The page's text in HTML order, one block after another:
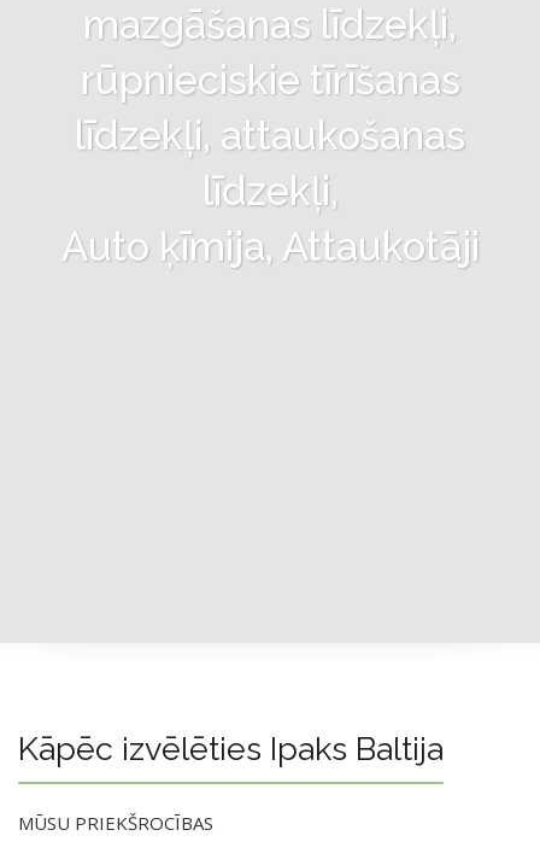
mazgāšanas līdzekļi,
rūpnieciskie tīrīšanas
līdzekļi, attaukošanas
līdzekļi,
Auto ķīmija, Attaukotāji
Kāpēc izvēlēties Ipaks Baltija
MŪSU PRIEKŠROCĪBAS